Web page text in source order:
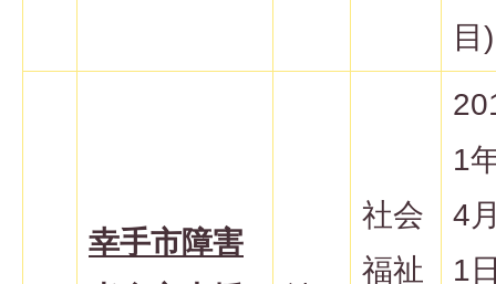
目)
幸手市障害
社会
福祉
1
4
1